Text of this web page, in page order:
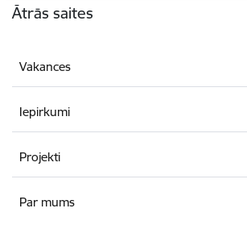
Ātrās saites
Vakances
Iepirkumi
Projekti
Par mums